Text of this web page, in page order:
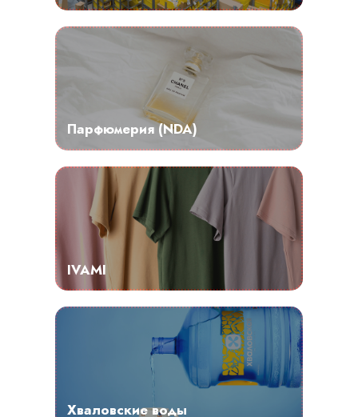
IVAMI
Парфюмерия (NDA)
Хваловские воды